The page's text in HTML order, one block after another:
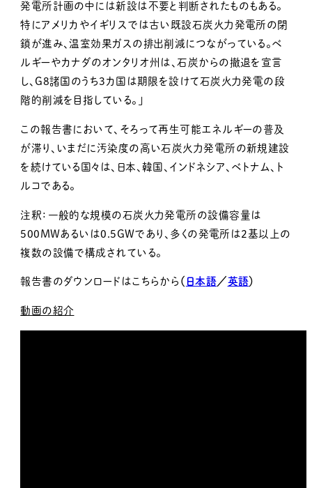
発電所計画の中には新設は不要と判断されたものもある。
特にアメリカやイギリスでは古い既設石炭火力発電所の閉
鎖が進み、温室効果ガスの排出削減につながっている。ベ
ルギーやカナダのオンタリオ州は、石炭からの撤退を宣言
し、G8諸国のうち3カ国は期限を設けて石炭火力発電の段
階的削減を目指している。」
この報告書において、そろって再生可能エネルギーの普及
が滞り、いまだに汚染度の高い石炭火力発電所の新規建設
を続けている国々は、日本、韓国、インドネシア、ベトナム、ト
ルコである。
注釈：一般的な規模の石炭火力発電所の設備容量は
500MWあるいは0.5GWであり、多くの発電所は2基以上の
複数の設備で構成されている。
報告書のダウンロードはこちらから （ 日本語 ／ 英語）
動画の紹介